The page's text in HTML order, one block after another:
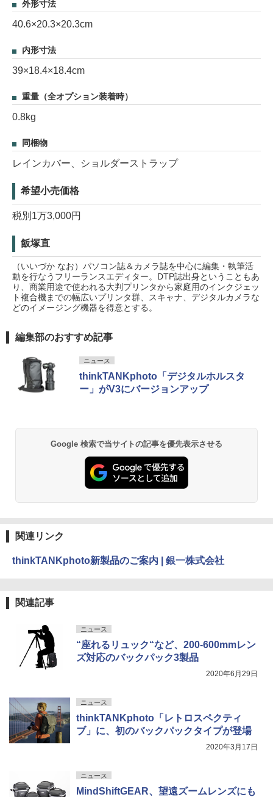
外形寸法
40.6×20.3×20.3cm
内形寸法
39×18.4×18.4cm
重量（全オプション装着時）
0.8kg
同梱物
レインカバー、ショルダーストラップ
希望小売価格
税別1万3,000円
飯塚直
（いいづか なお）パソコン誌＆カメラ誌を中心に編集・執筆活
動を行なうフリーランスエディター。DTP誌出身ということもあ
り、商業用途で使われる大判プリンタから家庭用のインクジェッ
ト複合機までの幅広いプリンタ群、スキャナ、デジタルカメラな
どのイメージング機器を得意とする。
編集部のおすすめ記事
ニュース
thinkTANKphoto「デジタルホルスタ
ー」がV3にバージョンアップ
Google 検索で当サイトの記事を優先表示させる
関連リンク
thinkTANKphoto新製品のご案内 | 銀一株式会社
関連記事
ニュース
“座れるリュック“など、200-600mmレン
ズ対応のバックパック3製品
2020年6月29日
ニュース
thinkTANKphoto「レトロスペクティ
ブ」に、初のバックパックタイプが登場
2020年3月17日
ニュース
MindShiftGEAR、望遠ズームレンズにも